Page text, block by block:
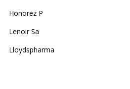
Honorez P
Lenoir Sa
Lloydspharma